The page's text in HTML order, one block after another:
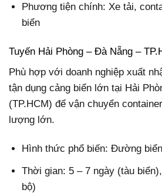
Phương tiện chính: Xe tải,
biển
Tuyến Hải Phòng – Đà Nẵng –
Phù hợp với doanh nghiệp xuất
tận dụng cảng biển lớn tại Hải
(TP.HCM) để vận chuyển
lượng lớn.
Hình thức phổ biến: Đường
Thời gian: 5 – 7 ngày (tàu
bộ)